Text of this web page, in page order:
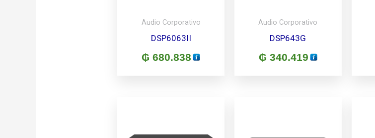
Audio Corporativo
DSP6063II
₲ 680.838
Audio Corporativo
DSP643G
₲ 340.419